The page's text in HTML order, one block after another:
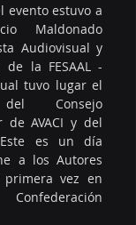
evento estuvo a
Maldonado
Audiovisual y
de la FESAAL -
tuvo lugar el
del Consejo
de AVACI y del
es un día
a los Autores
primera vez en